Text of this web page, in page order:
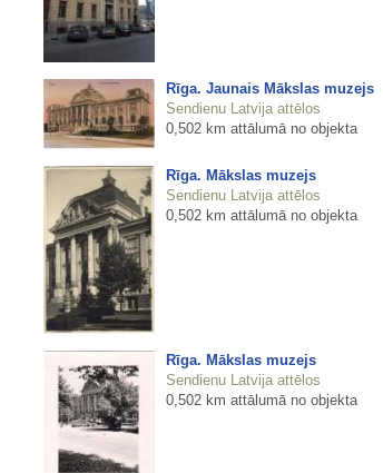
Rīga. Jaunais Mākslas muzejs
Sendienu Latvija attēlos
0,502 km attālumā no objekta
Rīga. Mākslas muzejs
Sendienu Latvija attēlos
0,502 km attālumā no objekta
Rīga. Mākslas muzejs
Sendienu Latvija attēlos
0,502 km attālumā no objekta